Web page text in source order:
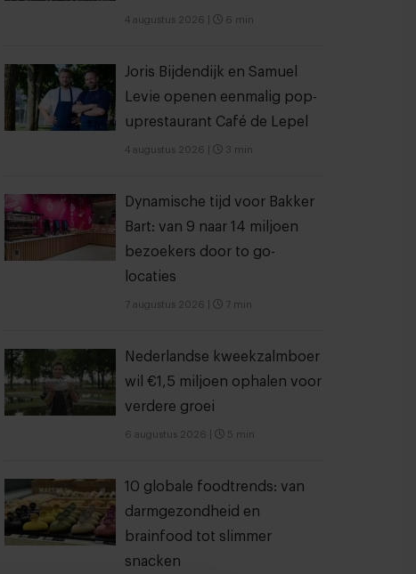
4 augustus 2026 6 min
Joris Bijdendijk en Samuel
Levie openen eenmalig pop-
uprestaurant Café de Lepel
4 augustus 2026 3 min
Dynamische tijd voor Bakker
Bart: van 9 naar 14 miljoen
bezoekers door to go-
locaties
7 augustus 2026 7 min
Nederlandse kweekzalmboer
wil €1,5 miljoen ophalen voor
verdere groei
6 augustus 2026 5 min
10 globale foodtrends: van
darmgezondheid en
brainfood tot slimmer
snacken